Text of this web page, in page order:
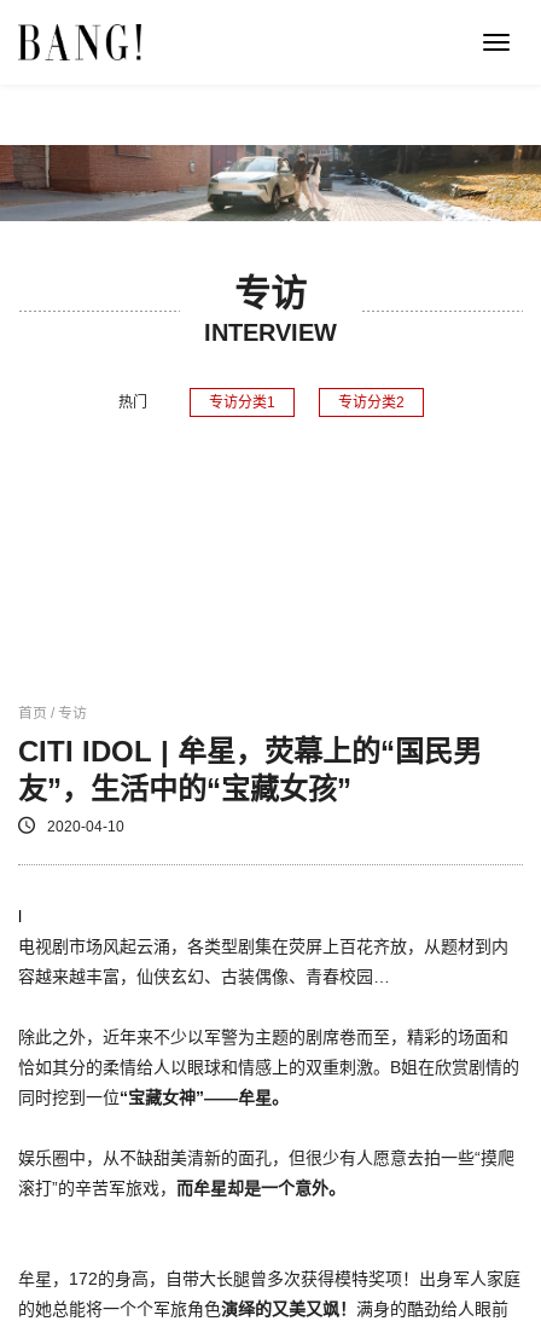
专访
INTERVIEW
热门 专访分类1 专访分类2
首页 / 专访
CITI IDOL | 牟星，荧幕上的“国民男
友”，生活中的“宝藏女孩”
2020-04-10
l
电视剧市场风起云涌，各类型剧集在荧屏上百花齐放，从题材到内
容越来越丰富，仙侠玄幻、古装偶像、青春校园…
除此之外，近年来不少以军警为主题的剧席卷而至，精彩的场面和
恰如其分的柔情给人以眼球和情感上的双重刺激。B姐在欣赏剧情的
同时挖到一位“宝藏女神”——牟星。
娱乐圈中，从不缺甜美清新的面孔，但很少有人愿意去拍一些“摸爬
滚打”的辛苦军旅戏， 而牟星却是一个意外。
牟星，172的身高，自带大长腿曾多次获得模特奖项！出身军人家庭
的她总能将一个个军旅角色演绎的又美又飒！ 满身的酷劲给人眼前